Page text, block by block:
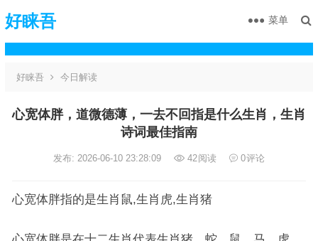
好睐吾 菜单
好睐吾 今日解读
心宽体胖，道微德薄，一去不回指是什么生肖，生肖
诗词最佳指南
发布: 2026-06-10 23:28:09 42阅读 0评论
心宽体胖指的是生肖鼠,生肖虎,生肖猪